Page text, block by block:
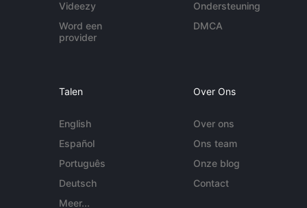
Videezy
Word een
provider
Ondersteuning
DMCA
Talen
English
Español
Português
Deutsch
Meer...
Over Ons
Over ons
Ons team
Onze blog
Contact